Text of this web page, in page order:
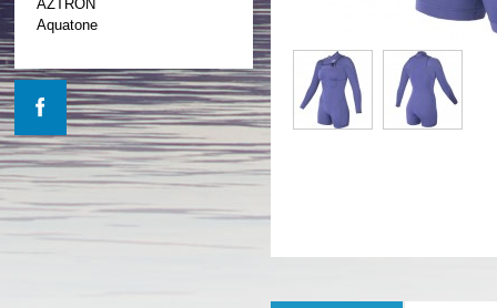
AZTRON
Aquatone